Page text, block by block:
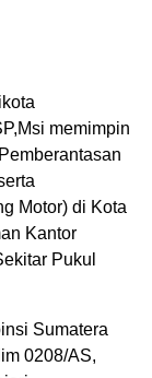
memimpin
Motor) di Kota
Kantor
Pukul
Sumatera
0208/AS,